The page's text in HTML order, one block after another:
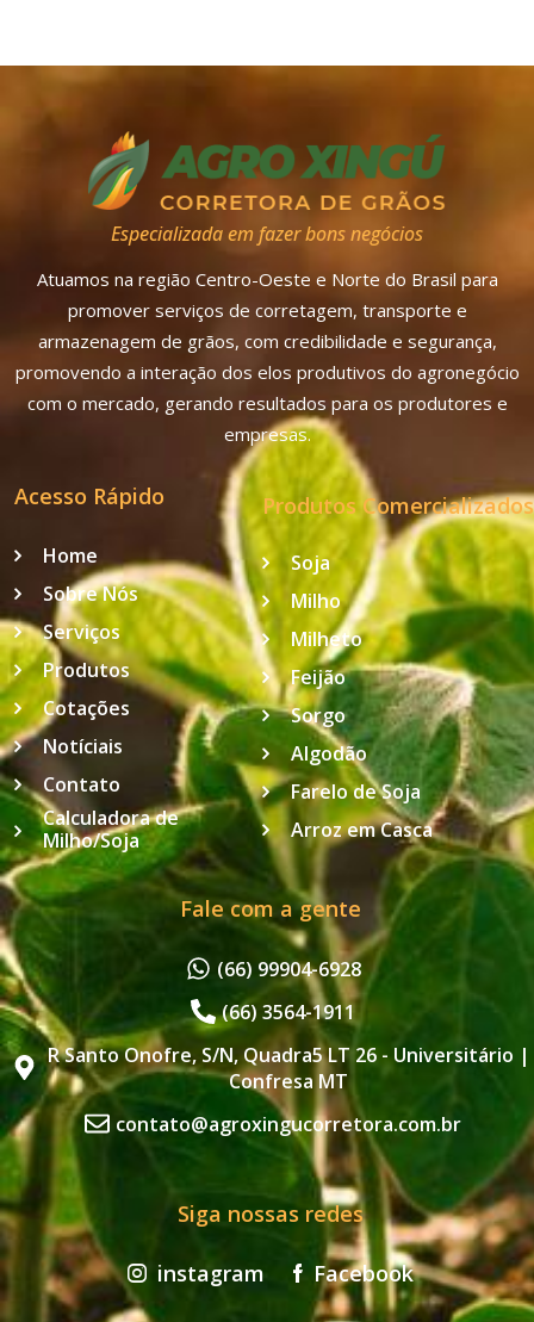
Especializada em fazer bons negócios
Atuamos na região Centro-Oeste e Norte do Brasil para
promover serviços de corretagem, transporte e
armazenagem de grãos, com credibilidade e segurança,
promovendo a interação dos elos produtivos do agronegócio
com o mercado, gerando resultados para os produtores e
empresas.
Acesso Rápido
Home
Sobre Nós
Serviços
Produtos
Cotações
Notíciais
Contato
Calculadora de
Milho/Soja
Produtos Comercializados
Soja
Milho
Milheto
Feijão
Sorgo
Algodão
Farelo de Soja
Arroz em Casca
Fale com a gente
(66) 99904-6928
(66) 3564-1911
R Santo Onofre, S/N, Quadra5 LT 26 - Universitário |
Confresa MT
contato@agroxingucorretora.com.br
Siga nossas redes
instagram Facebook